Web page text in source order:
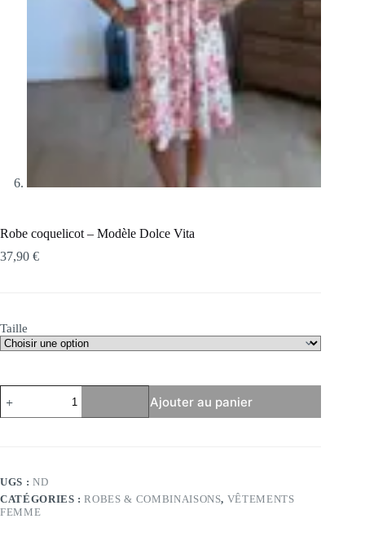
Robe coquelicot – Modèle Dolce Vita
37,90 €
Taille
de
Robe
Vita
Ajouter au panier
UGS : ND
CATÉGORIES :ROBES & COMBINAISONS, VÊTEMENTS
FEMME